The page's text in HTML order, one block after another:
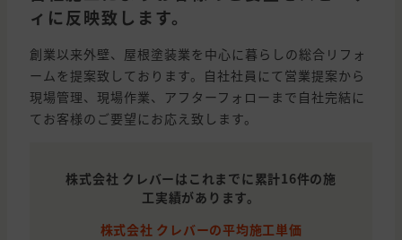
ィに反映致します。
創業以来外壁、屋根塗装業を中心に暮らしの総合リフォ
ームを提案致しております。自社社員にて営業提案から
現場管理、現場作業、アフターフォローまで自社完結に
てお客様のご要望にお応え致します。
株式会社 クレバーはこれまでに累計16件の施
工実績があります。
株式会社 クレバーの平均施工単価